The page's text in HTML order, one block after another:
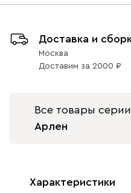
Доставка и
Москва
Доставим за 2000
Все товары серии
Арлен
Характеристики